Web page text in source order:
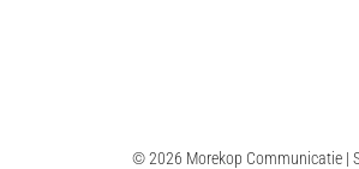
©2026 Morekop Communicatie|